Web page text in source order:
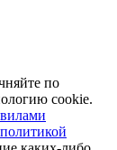
по
cookie.
политикой